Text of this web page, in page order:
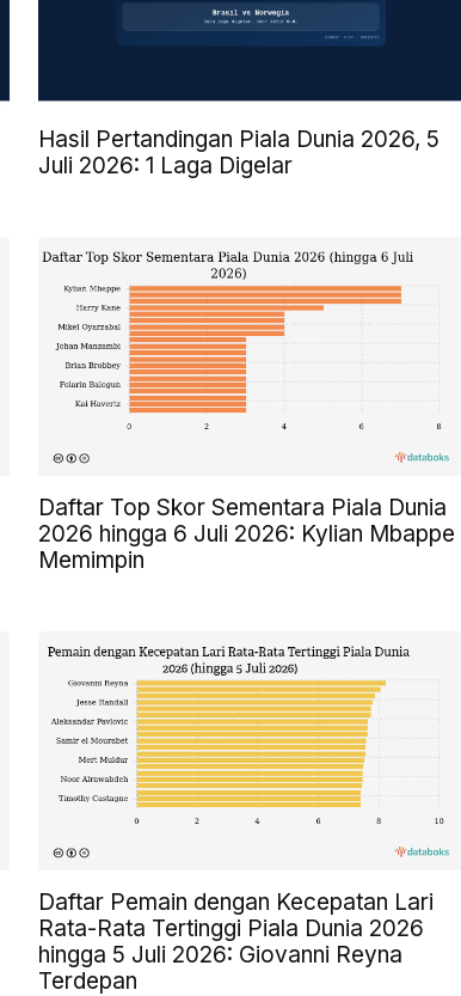
Hasil Pertandingan Piala Dunia 2026, 5
Juli 2026: 1 Laga Digelar
Daftar Top Skor Sementara Piala Dunia
2026 hingga 6 Juli 2026: Kylian Mbappe
Memimpin
Daftar Pemain dengan Kecepatan Lari
Rata-Rata Tertinggi Piala Dunia 2026
hingga 5 Juli 2026: Giovanni Reyna
Terdepan